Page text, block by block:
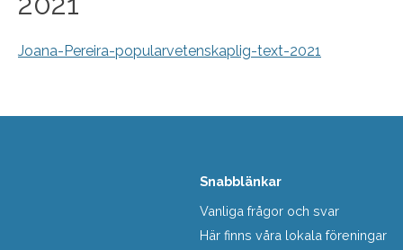
Joana-Pereira-popularvetenskaplig-text-2021
Snabblänkar
Vanliga frågor och svar
Här finns våra lokala föreningar